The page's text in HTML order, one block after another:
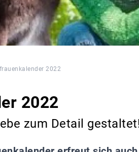
2022
2022
zum Detail